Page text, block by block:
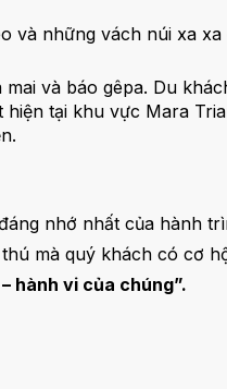
và những vách núi xa
và báo gêpa. Du
tại khu vực Mara
nhớ nhất của hành
mà quý khách có cơ
hành vi của chúng”.